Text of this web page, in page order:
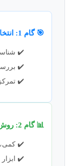
🎯 گام 1: انتخاب موضوع
✔️
✔️
✔️
📊 گام 2: روش‌شناسی
✔️ کمی،
✔️ ابزار